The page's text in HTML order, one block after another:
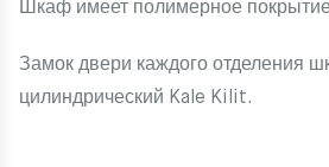
Шкаф имеет полимерное
Замок двери каждого отделения
цилиндрический Kale Kilit.